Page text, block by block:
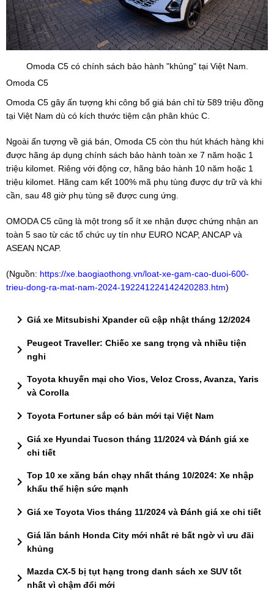
Omoda C5 có chính sách bảo hành "khủng" tại Việt Nam.
Omoda C5
Omoda C5 gây ấn tượng khi công bố giá bán chỉ từ 589 triệu đồng
tại Việt Nam dù có kích thước tiệm cận phân khúc C.
Ngoài ấn tượng về giá bán, Omoda C5 còn thu hút khách hàng khi
được hãng áp dụng chính sách bảo hành toàn xe 7 năm hoặc 1
triệu kilomet. Riêng với động cơ, hãng bảo hành 10 năm hoặc 1
triệu kilomet. Hãng cam kết 100% mã phụ tùng được dự trữ và khi
cần, sau 48 giờ phụ tùng sẽ được cung ứng.
OMODA C5 cũng là một trong số ít xe nhận được chứng nhận an
toàn 5 sao từ các tổ chức uy tín như EURO NCAP, ANCAP và
ASEAN NCAP.
(Nguồn: https://xe.baogiaothong.vn/loat-xe-gam-cao-duoi-600-
trieu-dong-ra-mat-nam-2024-192241224142420283.htm)
chevron_right Giá xe Mitsubishi Xpander cũ cập nhật tháng 12/2024
chevron_right Peugeot Traveller: Chiếc xe sang trọng và nhiều tiện
nghi
chevron_right Toyota khuyến mại cho Vios, Veloz Cross, Avanza, Yaris
và Corolla
chevron_right Toyota Fortuner sắp có bản mới tại Việt Nam
chevron_right Giá xe Hyundai Tucson tháng 11/2024 và Đánh giá xe
chi tiết
chevron_right Top 10 xe xăng bán chạy nhất tháng 10/2024: Xe nhập
khẩu thể hiện sức mạnh
chevron_right Giá xe Toyota Vios tháng 11/2024 và Đánh giá xe chi tiết
chevron_right Giá lăn bánh Honda City mới nhất rẻ bất ngờ vì ưu đãi
khủng
chevron_right Mazda CX-5 bị tụt hạng trong danh sách xe SUV tốt
nhất vì chậm đổi mới